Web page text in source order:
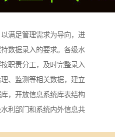
满足管理需求为导向，进
数据录入的要求。各级水
职责分工，及时完整录入
、监测等相关数据，建立
，开放信息系统库表结构
利部门和系统内外信息共